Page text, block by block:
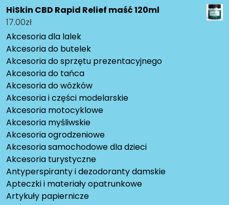
HiSkin CBD Rapid Relief maść 120ml
17.00zł
Akcesoria dla lalek
Akcesoria do butelek
Akcesoria do sprzętu prezentacyjnego
Akcesoria do tańca
Akcesoria do wózków
Akcesoria i części modelarskie
Akcesoria motocyklowe
Akcesoria myśliwskie
Akcesoria ogrodzeniowe
Akcesoria samochodowe dla dzieci
Akcesoria turystyczne
Antyperspiranty i dezodoranty damskie
Apteczki i materiały opatrunkowe
Artykuły papiernicze